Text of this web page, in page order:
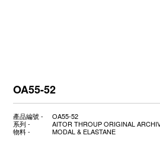
OA55-52
產品編號 -
OA55-52
系列 -
AITOR THROUP ORIGINAL
物料 -
MODAL & ELASTANE